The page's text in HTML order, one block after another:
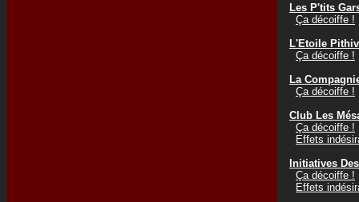
Les P'tits
Ça décoiffe !
L'Etoile
Ça décoiffe !
La
Ça décoiffe !
Club Les
Ça décoiffe !
Effets
Initiatives
Ça décoiffe !
Effets